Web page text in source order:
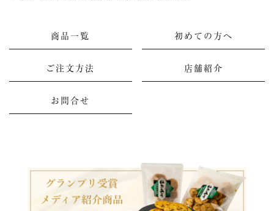
商品一覧 初めての方へ
ご注文方法 店舗紹介
お問合せ